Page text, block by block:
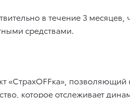
в течение 3 месяцев,
средствами.
«СтрахOFFка»,
которое отслеживает